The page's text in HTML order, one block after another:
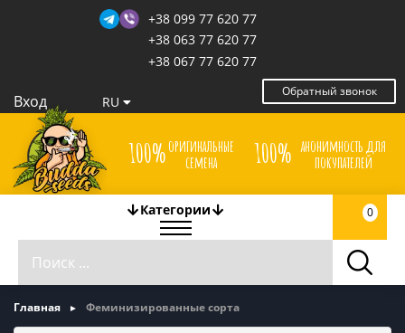
+38 099 77 620 77
+38 063 77 620 77
+38 067 77 620 77
Обратный звонок
Вход RU
100%оригинальные
семена
100% анонимность для
покупателей
Категории 0
Главная Феминизированные сорта